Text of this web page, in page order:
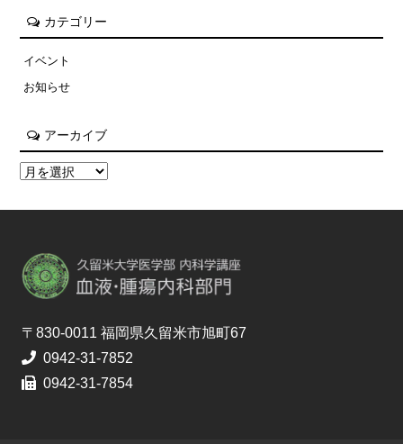
カテゴリー
イベント
お知らせ
アーカイブ
〒830-0011 福岡県久留米市旭町67
0942-31-7852
0942-31-7854